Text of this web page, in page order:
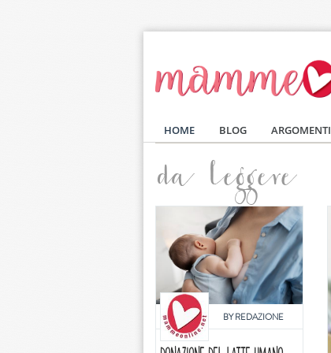
HOME BLOG ARGOMENTI
da leggere
BYREDAZIONE